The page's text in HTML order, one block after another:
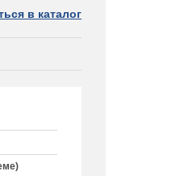
в каталог